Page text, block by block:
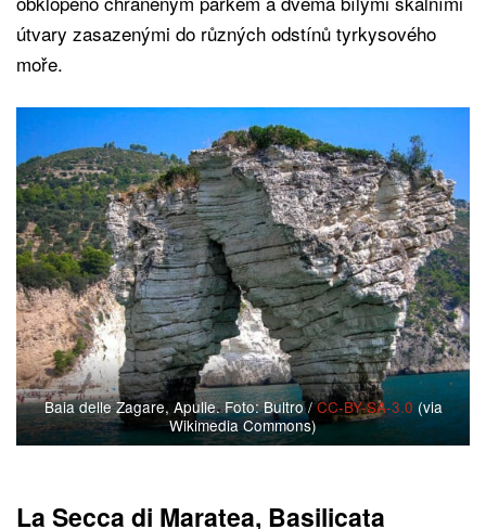
útvary zasazenými do různých odstínů tyrkysového
moře.
Baia delle Zagare, Apulie. Foto: Bultro /CC-BY-SA-3.0(via
Wikimedia Commons)
La Secca di Maratea, Basilicata